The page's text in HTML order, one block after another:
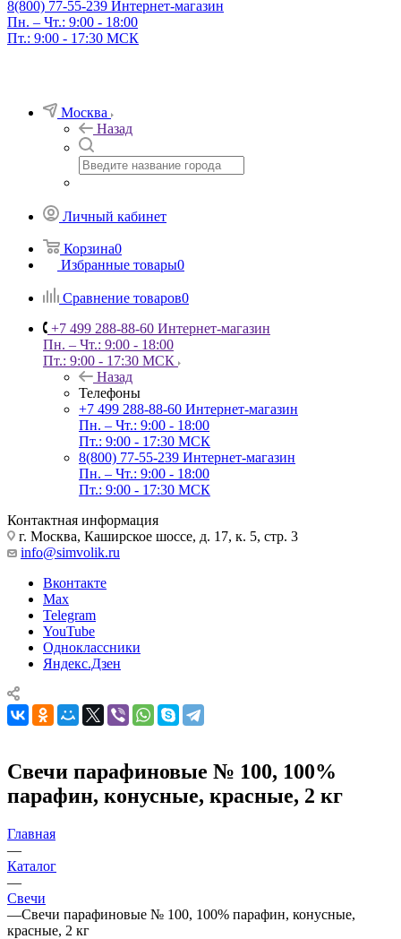
8(800) 77-55-239 Интернет-магазин
Пн. – Чт.: 9:00 - 18:00
Пт.: 9:00 - 17:30 МСК
Москва
Назад
Личный кабинет
Корзина0
Избранные товары0
Сравнение товаров0
+7 499 288-88-60 Интернет-магазин
Пн. – Чт.: 9:00 - 18:00
Пт.: 9:00 - 17:30 МСК
Назад
Телефоны
+7 499 288-88-60 Интернет-магазин
Пн. – Чт.: 9:00 - 18:00
Пт.: 9:00 - 17:30 МСК
8(800) 77-55-239 Интернет-магазин
Пн. – Чт.: 9:00 - 18:00
Пт.: 9:00 - 17:30 МСК
Контактная информация
г. Москва, Каширское шоссе, д. 17, к. 5, стр. 3
info@simvolik.ru
Вконтакте
Max
Telegram
YouTube
Одноклассники
Яндекс.Дзен
Свечи парафиновые № 100, 100%
парафин, конусные, красные, 2 кг
Главная
—
Каталог
—
Свечи
—Свечи парафиновые № 100, 100% парафин, конусные,
красные, 2 кг